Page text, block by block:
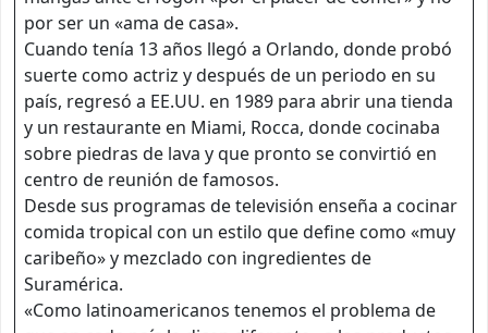
por ser un «ama de casa».
Cuando tenía 13 años llegó a Orlando, donde probó
suerte como actriz y después de un periodo en su
país, regresó a EE.UU. en 1989 para abrir una tienda
y un restaurante en Miami, Rocca, donde cocinaba
sobre piedras de lava y que pronto se convirtió en
centro de reunión de famosos.
Desde sus programas de televisión enseña a cocinar
comida tropical con un estilo que define como «muy
caribeño» y mezclado con ingredientes de
Suramérica.
«Como latinoamericanos tenemos el problema de